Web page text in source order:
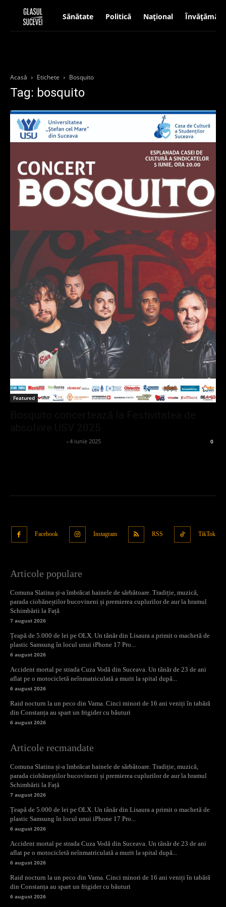
Sănătate Politică Național Învățământ
Acasă Etichete Bosquito
Tag: bosquito
Featured
- 4 iunie 2025 0
Facebook Instagram RSS TikTok
Articole populare
Comuna Slatina și-a îmbrăcat hainele de sărbătoare. Tradiție, muzică,
parada ciobăneștilor bucovineni și premierea cuplurilor de aur la hramul
Schimbării la Față
7 august 2026
Țeapă de 5.000 de lei pe OLX. Un tânăr din Lisaura a primit o machetă de
plastic Samsung în locul unui iPhone 17 Pro...
6 august 2026
Accident mortal pe strada Cuza Vodă din Suceava. Un tânăr de 23 de ani
aflat pe o motocicletă neînmatriculată a murit la spital după...
6 august 2026
Raid nocturn la un peco din Vama. Cinci minori de 16 ani veniți în tabără
din Constanța au spart un frigider cu băuturi
6 august 2026
Articole recmandate
Comuna Slatina și-a îmbrăcat hainele de sărbătoare. Tradiție, muzică,
parada ciobăneștilor bucovineni și premierea cuplurilor de aur la hramul
Schimbării la Față
7 august 2026
Țeapă de 5.000 de lei pe OLX. Un tânăr din Lisaura a primit o machetă de
plastic Samsung în locul unui iPhone 17 Pro...
6 august 2026
Accident mortal pe strada Cuza Vodă din Suceava. Un tânăr de 23 de ani
aflat pe o motocicletă neînmatriculată a murit la spital după...
6 august 2026
Raid nocturn la un peco din Vama. Cinci minori de 16 ani veniți în tabără
din Constanța au spart un frigider cu băuturi
6 august 2026